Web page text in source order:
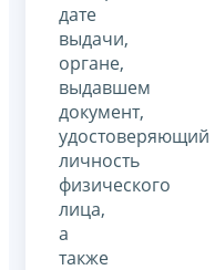
дате
выдачи,
органе,
выдавшем
документ,
удостоверяющий
личность
физического
лица,
а
также